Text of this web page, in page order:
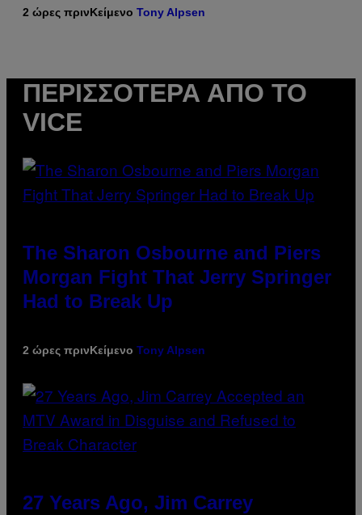
2 ώρες πρινΚείμενο Tony Alpsen
ΠΕΡΙΣΣΌΤΕΡΑ ΑΠΌ ΤΟ
VICE
The Sharon Osbourne and Piers
Morgan Fight That Jerry Springer
Had to Break Up
2 ώρες πρινΚείμενο Tony Alpsen
27 Years Ago, Jim Carrey